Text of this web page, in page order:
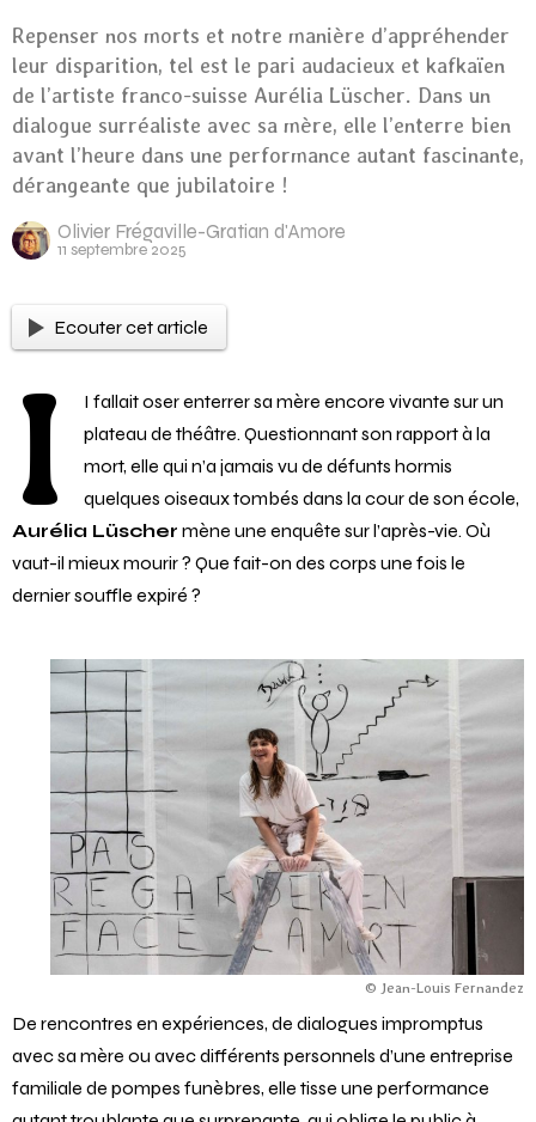
Repenser nos morts et notre manière d’appréhender
leur disparition, tel est le pari audacieux et kafkaïen
de l’artiste franco-suisse Aurélia Lüscher. Dans un
dialogue surréaliste avec sa mère, elle l’enterre bien
avant l’heure dans une performance autant fascinante,
dérangeante que jubilatoire !
Olivier Frégaville-Gratian d'Amore
11 septembre 2025
Ecouter cet article
I
I fallait oser enterrer sa mère encore vivante sur un
plateau de théâtre. Questionnant son rapport à la
mort, elle qui n’a jamais vu de défunts hormis
quelques oiseaux tombés dans la cour de son école,
Aurélia Lüscher mène une enquête sur l’après-vie. Où
vaut-il mieux mourir ? Que fait-on des corps une fois le
dernier souffle expiré ?
© Jean-Louis Fernandez
De rencontres en expériences, de dialogues impromptus
avec sa mère ou avec différents personnels d’une entreprise
familiale de pompes funèbres, elle tisse une performance